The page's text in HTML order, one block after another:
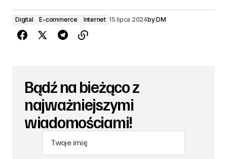
Digital E-commerce Internet 15 lipca 2024byDM
Bądź na bieżąco z
najważniejszymi
wiadomościami!